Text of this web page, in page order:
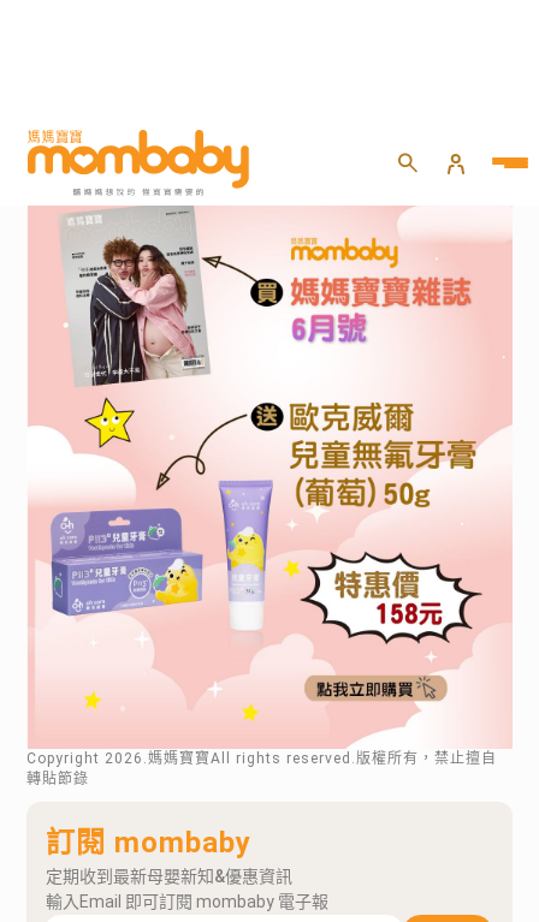
Copyright 2026 .媽媽寶寶All rights reserved.版權所有，禁止擅自
轉貼節錄
訂閱 mombaby
定期收到最新母嬰新知&優惠資訊
輸入Email 即可訂閱 mombaby 電子報